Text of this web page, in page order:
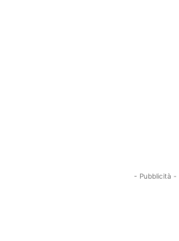
- Pubblicità -